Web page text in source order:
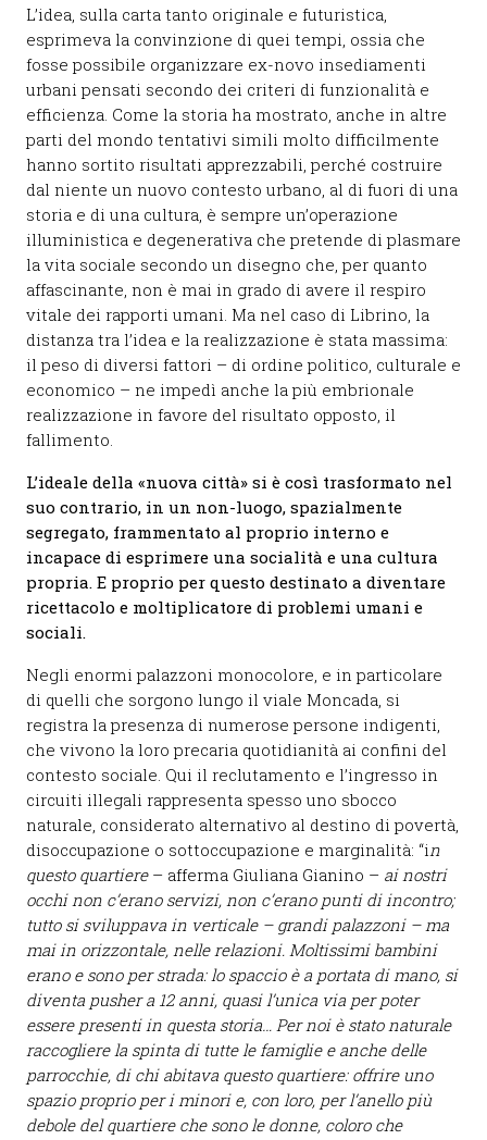
L’idea, sulla carta tanto originale e futuristica,
esprimeva la convinzione di quei tempi, ossia che
fosse possibile organizzare ex-novo insediamenti
urbani pensati secondo dei criteri di funzionalità e
efficienza. Come la storia ha mostrato, anche in altre
parti del mondo tentativi simili molto difficilmente
hanno sortito risultati apprezzabili, perché costruire
dal niente un nuovo contesto urbano, al di fuori di una
storia e di una cultura, è sempre un’operazione
illuministica e degenerativa che pretende di plasmare
la vita sociale secondo un disegno che, per quanto
affascinante, non è mai in grado di avere il respiro
vitale dei rapporti umani. Ma nel caso di Librino, la
distanza tra l’idea e la realizzazione è stata massima:
il peso di diversi fattori – di ordine politico, culturale e
economico – ne impedì anche la più embrionale
realizzazione in favore del risultato opposto, il
fallimento.
L’ideale della «nuova città» si è così trasformato nel
suo contrario, in un non-luogo, spazialmente
segregato, frammentato al proprio interno e
incapace di esprimere una socialità e una cultura
propria. E proprio per questo destinato a diventare
ricettacolo e moltiplicatore di problemi umani e
sociali.
Negli enormi palazzoni monocolore, e in particolare
di quelli che sorgono lungo il viale Moncada, si
registra la presenza di numerose persone indigenti,
che vivono la loro precaria quotidianità ai confini del
contesto sociale. Qui il reclutamento e l’ingresso in
circuiti illegali rappresenta spesso uno sbocco
naturale, considerato alternativo al destino di povertà,
disoccupazione o sottoccupazione e marginalità: “in
questo quartiere– afferma Giuliana Gianino – ai nostri
occhi non c’erano servizi, non c’erano punti di incontro;
tutto si sviluppava in verticale – grandi palazzoni – ma
mai in orizzontale, nelle relazioni. Moltissimi bambini
erano e sono per strada: lo spaccio è a portata di mano, si
diventa pusher a 12 anni, quasi l’unica via per poter
essere presenti in questa storia… Per noi è stato naturale
raccogliere la spinta di tutte le famiglie e anche delle
parrocchie, di chi abitava questo quartiere: offrire uno
spazio proprio per i minori e, con loro, per l’anello più
debole del quartiere che sono le donne, coloro che